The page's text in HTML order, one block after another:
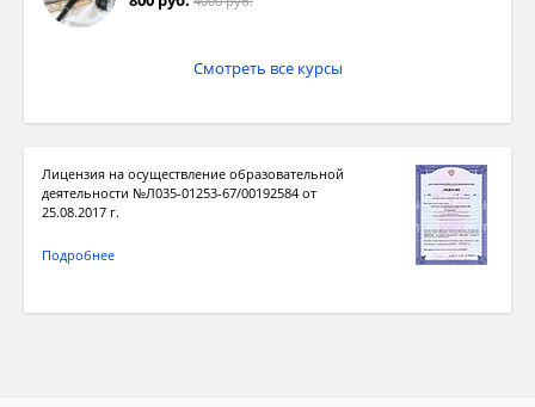
Смотреть все курсы
Лицензия на осуществление образовательной
деятельности №Л035-01253-67/00192584 от
25.08.2017 г.
Подробнее